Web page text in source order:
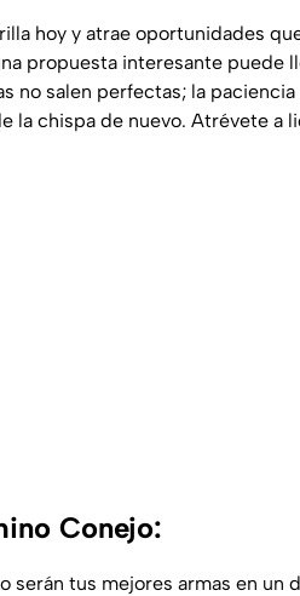
hoy y atrae oportunidades
propuesta interesante puede
no salen perfectas; la
la chispa de nuevo. Atrévete a
Conejo:
serán tus mejores armas en un